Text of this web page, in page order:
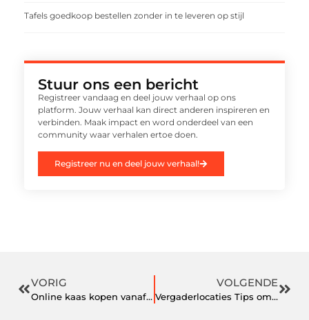
Tafels goedkoop bestellen zonder in te leveren op stijl
Stuur ons een bericht
Registreer vandaag en deel jouw verhaal op ons
platform. Jouw verhaal kan direct anderen inspireren en
verbinden. Maak impact en word onderdeel van een
community waar verhalen ertoe doen.
Registreer nu en deel jouw verhaal!
VORIG
Online kaas kopen vanaf iedere locatie
VOLGENDE
Vergaderlocaties Tips om de perfecte vergaderplaats voor jouw bedrijf te kiezen